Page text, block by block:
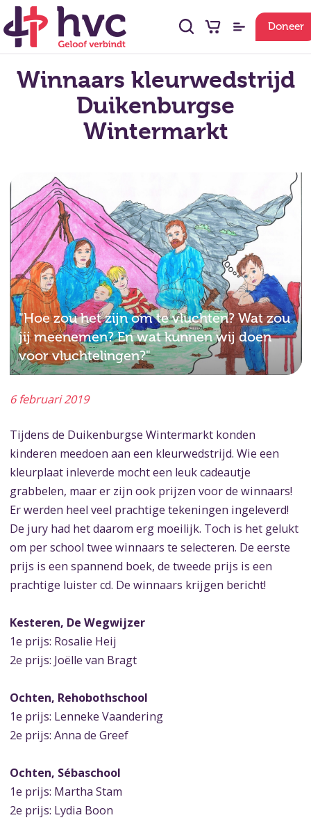
Doneer
Winnaars kleurwedstrijd
Duikenburgse
Wintermarkt
"Hoe zou het zijn om te vluchten? Wat zou
jij meenemen? En wat kunnen wij doen
voor vluchtelingen?"
6 februari 2019
Tijdens de Duikenburgse Wintermarkt konden
kinderen meedoen aan een kleurwedstrijd. Wie een
kleurplaat inleverde mocht een leuk cadeautje
grabbelen, maar er zijn ook prijzen voor de winnaars!
Er werden heel veel prachtige tekeningen ingeleverd!
De jury had het daarom erg moeilijk. Toch is het gelukt
om per school twee winnaars te selecteren. De eerste
prijs is een spannend boek, de tweede prijs is een
prachtige luister cd. De winnaars krijgen bericht!
Kesteren, De Wegwijzer
1e prijs: Rosalie Heij
2e prijs: Joëlle van Bragt
Ochten, Rehobothschool
1e prijs: Lenneke Vaandering
2e prijs: Anna de Greef
Ochten, Sébaschool
1e prijs: Martha Stam
2e prijs: Lydia Boon